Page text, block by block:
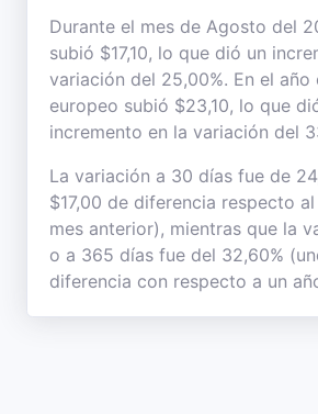
Durante el mes de Agosto del
subió $17,10, lo que dió un
variación del 25,00%. En el año
europeo subió $23,10, lo que
incremento en la variación del
La variación a 30 días fue de
$17,00 de diferencia respecto
mes anterior), mientras que la
o a 365 días fue del 32,60%
diferencia con respecto a un